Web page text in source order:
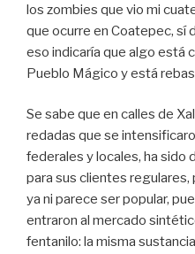
los zombies que vio mi
que ocurre en Coatepec, sí
eso indicaría que algo está
Pueblo Mágico y está
Se sabe que en calles de
redadas que se
federales y locales, ha sido
para sus clientes regulares,
ya ni parece ser popular,
entraron al mercado
fentanilo: la misma